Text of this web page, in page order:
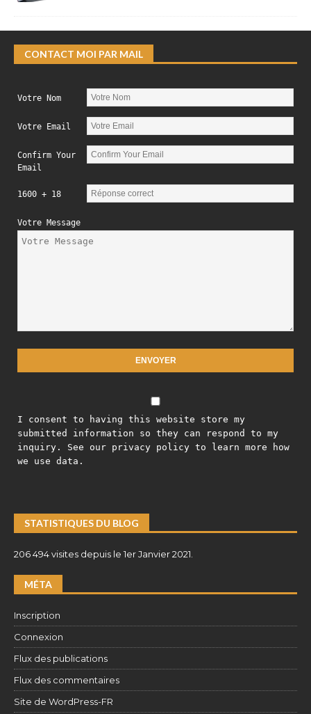
CONTACT MOI PAR MAIL
Votre Nom
Votre Email
Confirm Your
Email
1600 + 18
Votre Message
I consent to having this website store my
submitted information so they can respond to my
inquiry. See our privacy policy to learn more how
we use data.
STATISTIQUES DU BLOG
206 494 visites depuis le 1er Janvier 2021.
MÉTA
Inscription
Connexion
Flux des publications
Flux des commentaires
Site de WordPress-FR